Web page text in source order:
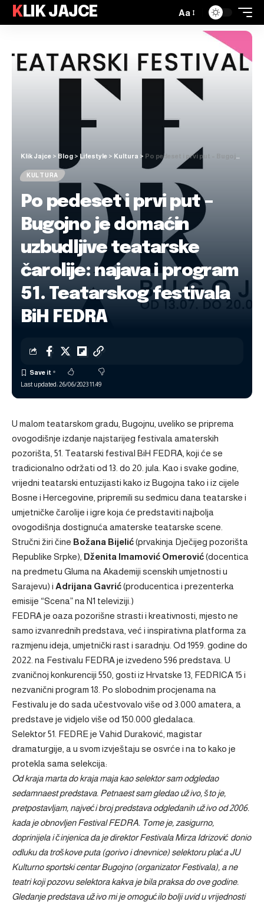
KLIK JAJCE Aa
Klik Jajce > Blog > Lifestyle > Kultura > Po pedeset i prvi put – Bugojno je domaćin uzbudljive teatarske čarolije: najava i program 51. Teatarskog festivala BiH FEDRA
KULTURA
Po pedeset i prvi put –
Bugojno je domaćin
uzbudljive teatarske
čarolije: najava i program
51. Teatarskog festivala
BiH FEDRA
Last updated: 26/06/2023 11:49
U malom teatarskom gradu, Bugojnu, uveliko se priprema
ovogodišnje izdanje najstarijeg festivala amaterskih
pozorišta, 51. Teatarski festival BiH FEDRA, koji će se
tradicionalno održati od 13. do 20. jula. Kao i svake godine,
vrijedni teatarski entuzijasti kako iz Bugojna tako i iz cijele
Bosne i Hercegovine, pripremili su sedmicu dana teatarske i
umjetničke čarolije i igre koja će predstaviti najbolja
ovogodišnja dostignuća amaterske teatarske scene.
Stručni žiri čine Božana Bijelić(prvakinja Dječijeg pozorišta
Republike Srpke), Dženita Imamović Omerović(docentica
na predmetu Gluma na Akademiji scenskih umjetnosti u
Sarajevu) i Adrijana Gavrić(producentica i prezenterka
emisije “Scena” na N1 televiziji.)
FEDRA je oaza pozorišne strasti i kreativnosti, mjesto ne
samo izvanrednih predstava, već i inspirativna platforma za
razmjenu ideja, umjetnički rast i saradnju. Od 1959. godine do
2022. na Festivalu FEDRA je izvedeno 596 predstava. U
zvaničnoj konkurenciji 550, gosti iz Hrvatske 13, FEDRICA 15 i
nezvanični program 18. Po slobodnim procjenama na
Festivalu je do sada učestvovalo više od 3.000 amatera, a
predstave je vidjelo više od 150.000 gledalaca.
Selektor 51. FEDRE je Vahid Duraković, magistar
dramaturgije, a u svom izvještaju se osvrće i na to kako je
protekla sama selekcija:
Od kraja marta do kraja maja kao selektor sam odgledao
sedamnaest predstava. Petnaest sam gledao uživo, što je,
pretpostavljam, najveći broj predstava odgledanih uživo od 2006.
kada je obnovljen Festival FEDRA. Tome je, zasigurno,
doprinijela i činjenica da je direktor Festivala Mirza Idrizović donio
odluku da troškove puta (gorivo i dnevnice) selektoru plaća JU
Kulturno sportski centar Bugojno (organizator Festivala), a ne
teatri koji pozovu selektora kakva je bila praksa do ove godine.
Gledanje predstava uživo mi je omogućilo bolji uvid u vrijednosti